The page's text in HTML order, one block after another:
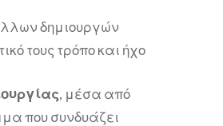
δημιουργών
τους τρόπο και ήχο
, μέσα από
που συνδυάζει